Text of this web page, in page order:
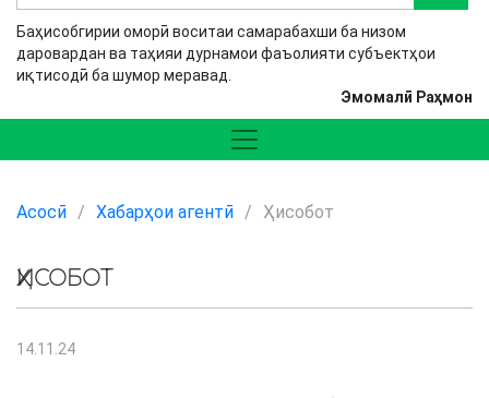
Баҳисобгирии оморӣ воситаи самарабахши ба низом
даровардан ва таҳияи дурнамои фаъолияти субъектҳои
иқтисодӣ ба шумор меравад.
Эмомалӣ Раҳмон
Асосӣ / Хабарҳои агентӣ / Ҳисобот
ҲИСОБОТ
14.11.24